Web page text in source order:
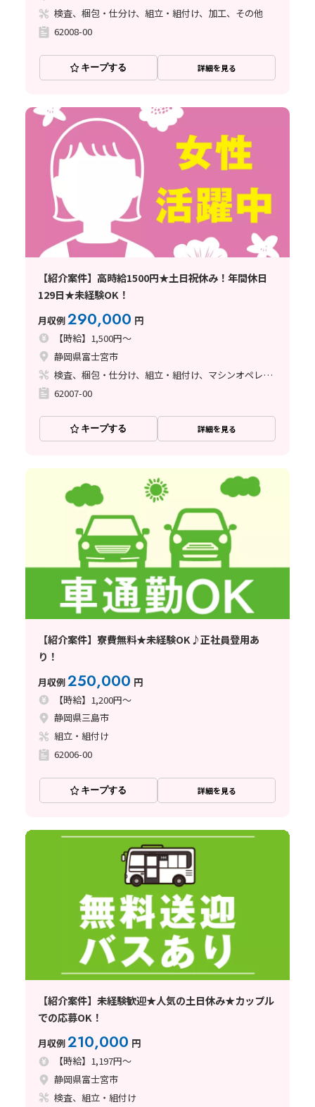
検査、梱包・仕分け、組立・組付け、加工、その他
62008-00
キープする 詳細を見る
【紹介案件】高時給1500円★土日祝休み！年間休日
129日★未経験OK！
月収例290,000 円
【時給】1,500円～
静岡県富士宮市
検査、梱包・仕分け、組立・組付け、マシンオペレーター
62007-00
キープする 詳細を見る
【紹介案件】寮費無料★未経験OK♪正社員登用あ
り！
月収例250,000 円
【時給】1,200円～
静岡県三島市
組立・組付け
62006-00
キープする 詳細を見る
【紹介案件】未経験歓迎★人気の土日休み★カップル
での応募OK！
月収例210,000 円
【時給】1,197円～
静岡県富士宮市
検査、組立・組付け